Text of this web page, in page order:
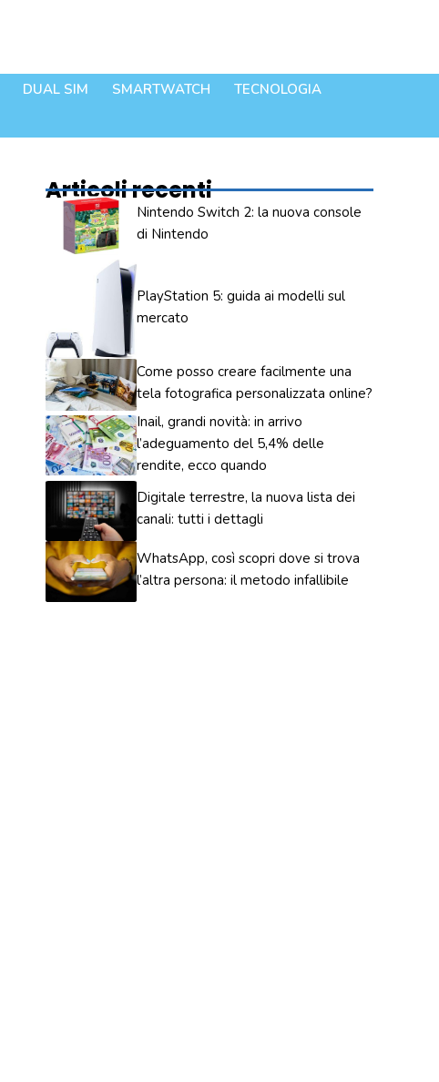
DUAL SIM SMARTWATCH
TECNOLOGIA
Articoli recenti
Nintendo Switch 2: la nuova console
di Nintendo
PlayStation 5: guida ai modelli sul
mercato
Come posso creare facilmente una
tela fotografica personalizzata online?
Inail, grandi novità: in arrivo
l’adeguamento del 5,4% delle
rendite, ecco quando
Digitale terrestre, la nuova lista dei
canali: tutti i dettagli
WhatsApp, così scopri dove si trova
l’altra persona: il metodo infallibile